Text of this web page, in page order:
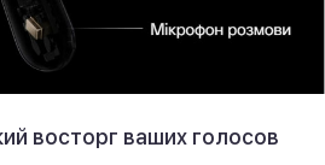
восторг ваших голосов